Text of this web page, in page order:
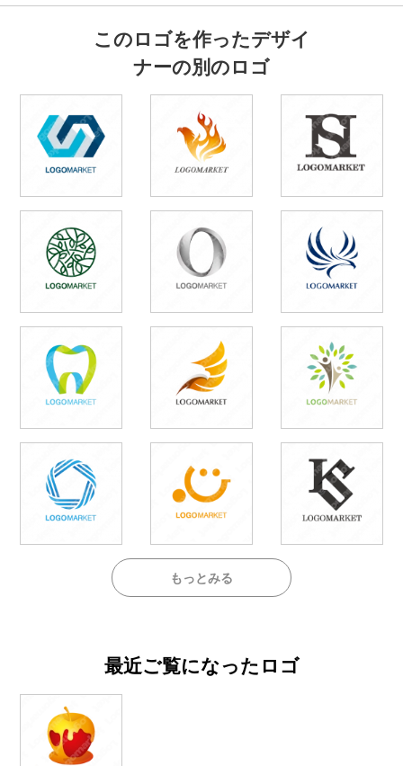
このロゴを作ったデザイ
ナーの別のロゴ
もっとみる
最近ご覧になったロゴ